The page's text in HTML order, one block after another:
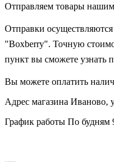
Отправляем товары
Отправки
"Boxberry". Точную
пункт вы сможете узнать
Вы можете оплатить
Адрес магазина Иваново,
График работы По будням